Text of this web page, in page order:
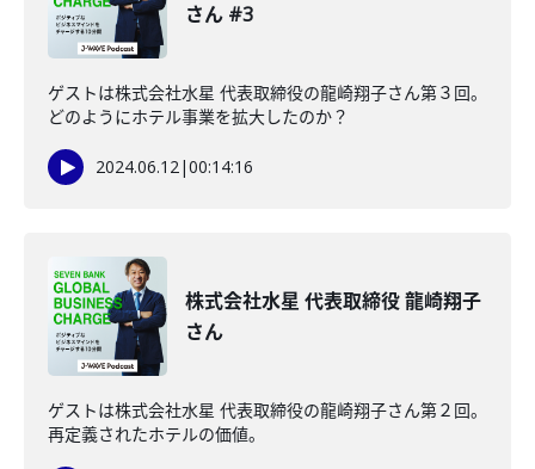
さん #3
ゲストは株式会社水星 代表取締役の龍崎翔子さん第３回。
どのようにホテル事業を拡大したのか？
2024.06.12|00:14:16
株式会社水星 代表取締役 龍崎翔子
さん
ゲストは株式会社水星 代表取締役の龍崎翔子さん第２回。
再定義されたホテルの価値。